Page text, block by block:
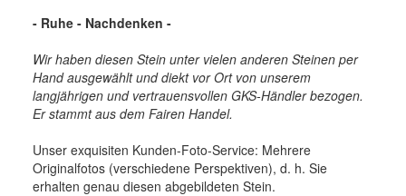
- Ruhe - Nachdenken -
Wir haben diesen Stein unter vielen anderen Steinen per
Hand ausgewählt unddiekt vor Ort von unserem
langjährigen und vertrauensvollen GKS-Händler bezogen.
Er stammt aus dem Fairen Handel.
Unser exquisiten Kunden-Foto-Service: Mehrere
Originalfotos (verschiedene Perspektiven), d. h. Sie
erhalten genau diesen abgebildeten Stein.